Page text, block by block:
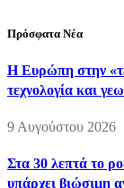
Πρόσφατα Νέα
Η Ευρώπη στην
τεχνολογία και
9 Αυγούστου 2026
Στα 30 λεπτά το
υπάρχει βιώσιμη